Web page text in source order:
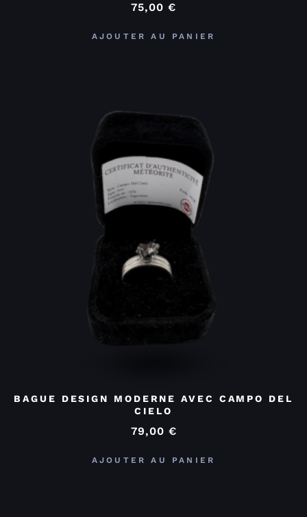
75,00 €
AJOUTER AU PANIER
BAGUE DESIGN MODERNE AVEC CAMPO DEL
CIELO
79,00 €
AJOUTER AU PANIER